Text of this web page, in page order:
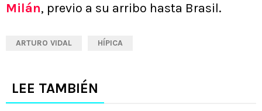
Milán, previo a su arribo hasta Brasil.
ARTURO VIDAL HÍPICA
LEE TAMBIÉN